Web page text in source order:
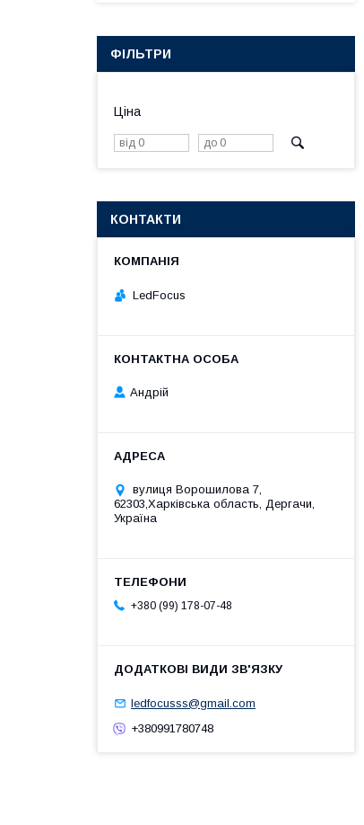
ФІЛЬТРИ
Ціна
КОНТАКТИ
LedFocus
Андрій
вулиця Ворошилова 7,
62303,Харківська область, Дергачи,
Україна
+380 (99) 178-07-48
ledfocusss@gmail.com
+380991780748